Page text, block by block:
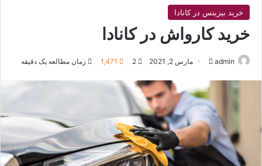
خرید بیزینس در کانادا
خرید کارواش در کانادا
admin
س
ا
ب
ه
مارس 2, 2021 2
1,471 زمان مطالعه یک دقیقه